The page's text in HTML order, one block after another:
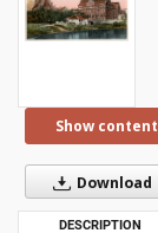
Show content
Download
DESCRIPTION